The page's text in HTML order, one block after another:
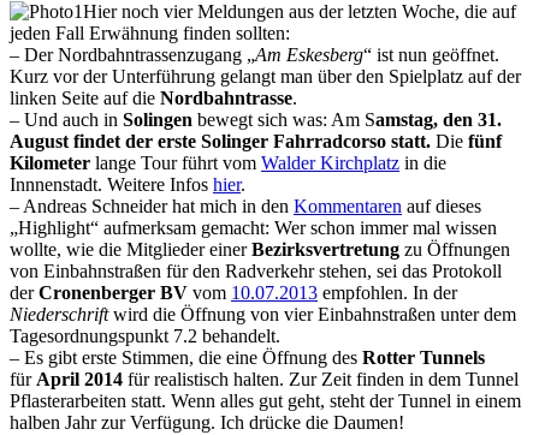
Hier noch vier Meldungen aus der letzten Woche, die auf
jeden Fall Erwähnung finden sollten:
– Der Nordbahntrassenzugang „Am Eskesberg“ ist nun geöffnet.
Kurz vor der Unterführung gelangt man über den Spielplatz auf der
linken Seite auf die Nordbahntrasse.
– Und auch in Solingen bewegt sich was: Am Samstag, den 31.
August findet der erste Solinger Fahrradcorso statt. Die fünf
Kilometer lange Tour führt vom Walder Kirchplatz in die
Innnenstadt. Weitere Infos hier.
– Andreas Schneider hat mich in den Kommentaren auf dieses
„Highlight“ aufmerksam gemacht: Wer schon immer mal wissen
wollte, wie die Mitglieder einerBezirksvertretung zu Öffnungen
von Einbahnstraßen für den Radverkehr stehen, sei das Protokoll
derCronenberger BV vom 10.07.2013 empfohlen. In der
Niederschriftwird die Öffnung von vier Einbahnstraßen unter dem
Tagesordnungspunkt 7.2 behandelt.
– Es gibt erste Stimmen, die eine Öffnung des Rotter Tunnels
für April 2014 für realistisch halten. Zur Zeit finden in dem Tunnel
Pflasterarbeiten statt. Wenn alles gut geht, steht der Tunnel in einem
halben Jahr zur Verfügung. Ich drücke die Daumen!